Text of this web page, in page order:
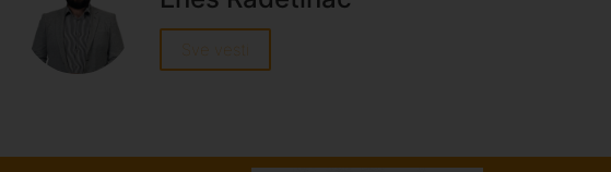
Sve vesti